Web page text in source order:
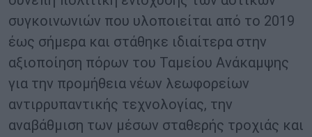
συγκοινωνιών που υλοποιείται από το 2019
έως σήμερα και στάθηκε ιδιαίτερα στην
αξιοποίηση πόρων του Ταμείου Ανάκαμψης
για την προμήθεια νέων λεωφορείων
αντιρρυπαντικής τεχνολογίας, την
αναβάθμιση των μέσων σταθερής τροχιάς και